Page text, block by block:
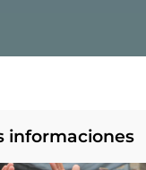
informaciones